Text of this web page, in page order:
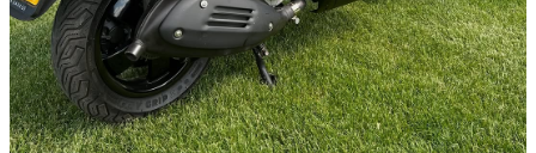
het gaat om de aanschaf van
een nieuwe of gebruikte
scooter. Momenteel hebben
we ons gespecialiseerd op